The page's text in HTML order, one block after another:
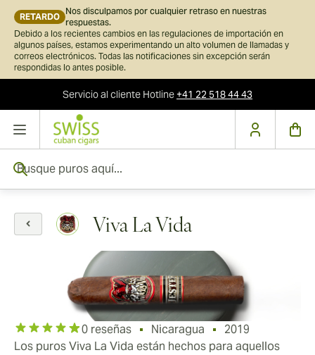
RETARDO
Nos disculpamos por cualquier retraso en nuestras
respuestas.
Debido a los recientes cambios en las regulaciones de importación en
algunos países, estamos experimentando un alto volumen de llamadas y
correos electrónicos. Todas las notificaciones sin excepción serán
respondidas lo antes posible.
Servicio al cliente Hotline+41 22 518 44 43
Viva La Vida
0 reseñas Nicaragua
2019
Los puros Viva La Vida están hechos para aquellos